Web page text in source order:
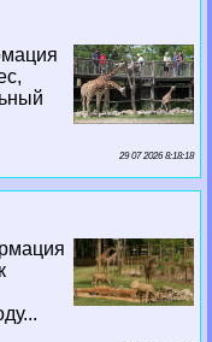
29 07 2026 8:18:18